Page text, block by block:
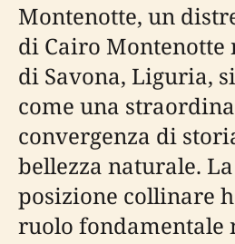
Montenotte, un
di Cairo Montenotte
di Savona, Liguria,
come una
convergenza di
bellezza naturale.
posizione collinare
ruolo fondamentale